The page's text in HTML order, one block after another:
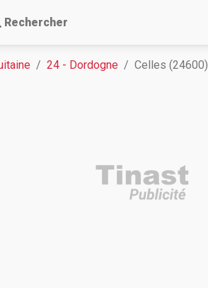
Rechercher
24 - Dordogne Celles (24600)